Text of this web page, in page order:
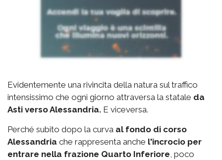
Evidentemente una rivincita della natura sul traffico
intensissimo che ogni giorno attraversa la statale da
Asti verso Alessandria. E viceversa.
Perché subito dopo la curva al fondo di corso
Alessandria che rappresenta anche l'incrocio per
entrare nella frazione Quarto Inferiore, poco